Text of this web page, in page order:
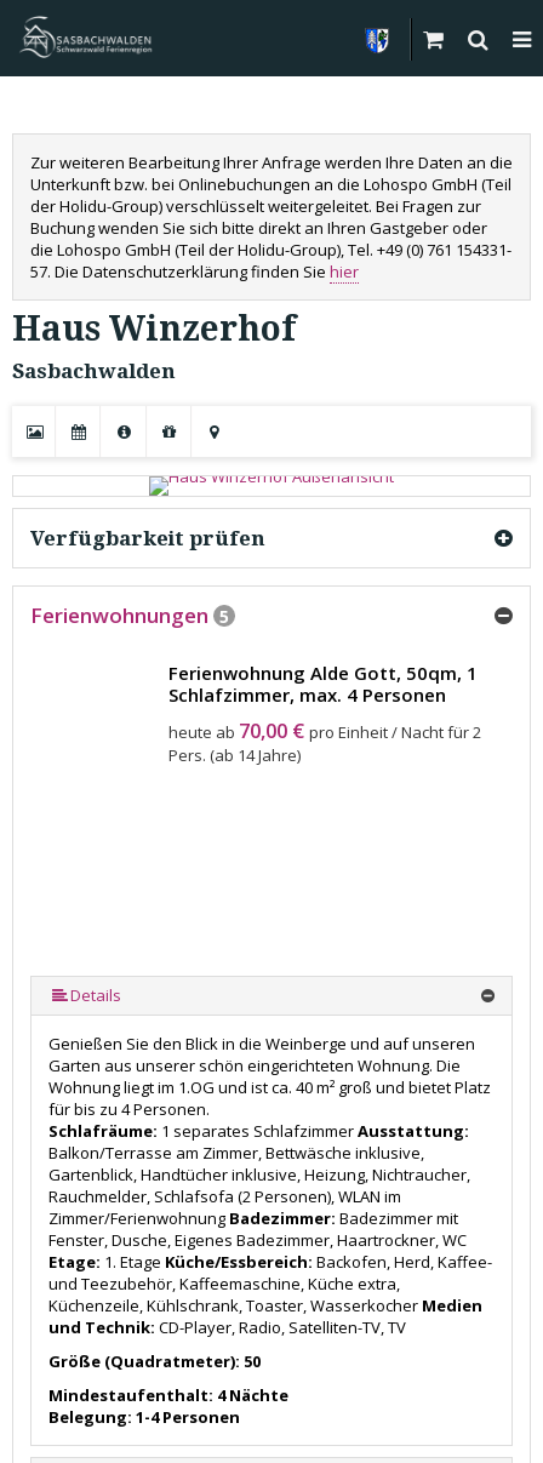
Zur weiteren Bearbeitung Ihrer Anfrage werden Ihre Daten an die
Unterkunft bzw. bei Onlinebuchungen an die Lohospo GmbH (Teil
der Holidu-Group) verschlüsselt weitergeleitet. Bei Fragen zur
Buchung wenden Sie sich bitte direkt an Ihren Gastgeber oder
die Lohospo GmbH (Teil der Holidu-Group), Tel. +49 (0) 761 154331-
57. Die Datenschutzerklärung finden Sie hier
Haus Winzerhof
Sasbachwalden
Verfügbarkeit prüfen
Ferienwohnungen 5
Ferienwohnung Alde Gott, 50qm, 1
Schlafzimmer, max. 4 Personen
heute ab 70,00 € pro Einheit / Nacht für 2
Pers. (ab 14 Jahre)
Details
Genießen Sie den Blick in die Weinberge und auf unseren
Garten aus unserer schön eingerichteten Wohnung. Die
Wohnung liegt im 1.OG und ist ca. 40 m² groß und bietet Platz
für bis zu 4 Personen.
Schlafräume: 1 separates SchlafzimmerAusstattung:
Balkon/Terrasse am Zimmer, Bettwäsche inklusive,
Gartenblick, Handtücher inklusive, Heizung, Nichtraucher,
Rauchmelder, Schlafsofa (2 Personen), WLAN im
Zimmer/Ferienwohnung Badezimmer: Badezimmer mit
Fenster, Dusche, Eigenes Badezimmer, Haartrockner, WC
Etage: 1. Etage Küche/Essbereich: Backofen, Herd, Kaffee-
und Teezubehör, Kaffeemaschine, Küche extra,
Küchenzeile, Kühlschrank, Toaster, Wasserkocher Medien
und Technik: CD-Player, Radio, Satelliten-TV, TV
Größe (Quadratmeter): 50
Mindestaufenthalt: 4 Nächte
Belegung: 1-4 Personen